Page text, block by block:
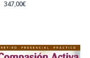
347,00€